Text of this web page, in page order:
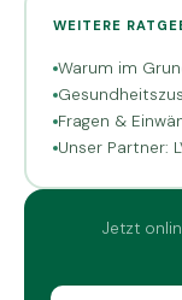
WEITERE
Warum im
Fragen &
Unser Partner:
Jetzt